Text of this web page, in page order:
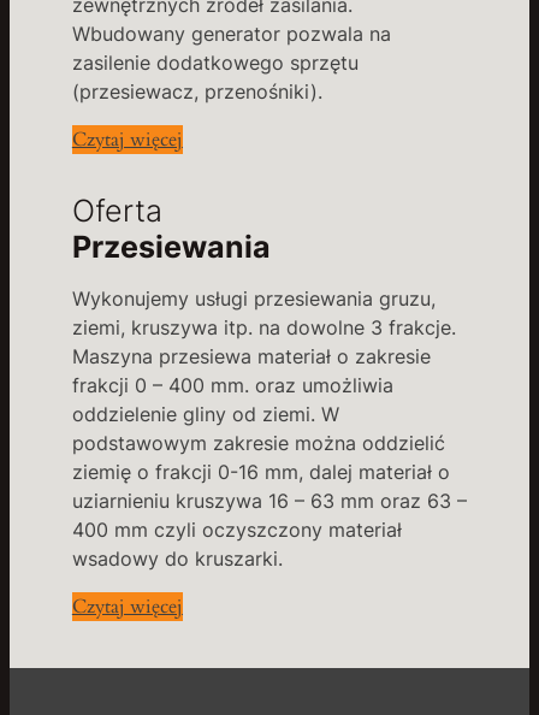
zewnętrznych źródeł zasilania.
Wbudowany generator pozwala na
zasilenie dodatkowego sprzętu
(przesiewacz, przenośniki).
Czytaj więcej
Oferta
Przesiewania
Wykonujemy usługi przesiewania gruzu,
ziemi, kruszywa itp. na dowolne 3 frakcje.
Maszyna przesiewa materiał o zakresie
frakcji 0 – 400 mm. oraz umożliwia
oddzielenie gliny od ziemi. W
podstawowym zakresie można oddzielić
ziemię o frakcji 0-16 mm, dalej materiał o
uziarnieniu kruszywa 16 – 63 mm oraz 63 –
400 mm czyli oczyszczony materiał
wsadowy do kruszarki.
Czytaj więcej